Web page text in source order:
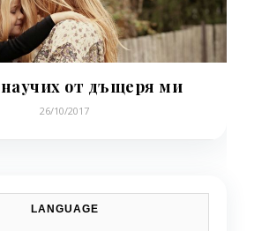
от дъщеря ми
26/10/2017
LANGUAGE